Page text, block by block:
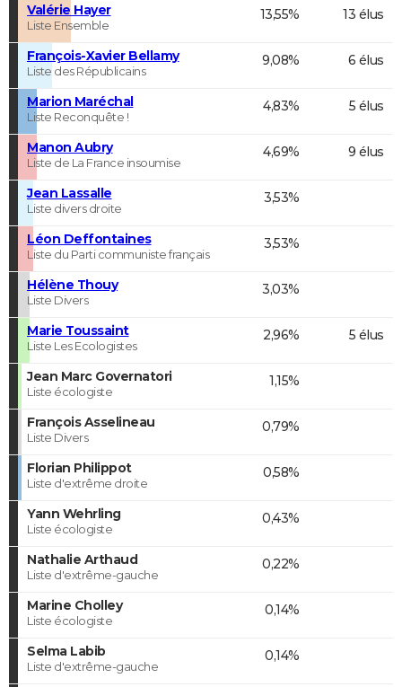
Valérie Hayer
Liste Ensemble
13,55% 13 élus
François-Xavier Bellamy
Liste des Républicains
9,08% 6 élus
Marion Maréchal
Liste Reconquête !
4,83% 5 élus
Manon Aubry
Liste de La France insoumise
4,69% 9 élus
Jean Lassalle
Liste divers droite
3,53%
Léon Deffontaines
Liste du Parti communiste français
3,53%
Hélène Thouy
Liste Divers
3,03%
Marie Toussaint
Liste Les Ecologistes
2,96% 5 élus
Jean Marc Governatori
Liste écologiste
1,15%
François Asselineau
Liste Divers
0,79%
Florian Philippot
Liste d'extrême droite
0,58%
Yann Wehrling
Liste écologiste
0,43%
Nathalie Arthaud
Liste d'extrême-gauche
0,22%
Marine Cholley
Liste écologiste
0,14%
Selma Labib
Liste d'extrême-gauche
0,14%